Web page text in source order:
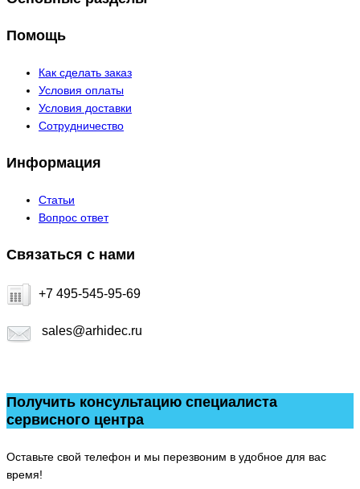
Помощь
Как сделать заказ
Условия оплаты
Условия доставки
Сотрудничество
Информация
Статьи
Вопрос ответ
Связаться с нами
+7 495-545-95-69
sales@arhidec.ru
Получить консультацию специалиста
сервисного центра
Оставьте свой телефон и мы перезвоним в удобное для вас
время!